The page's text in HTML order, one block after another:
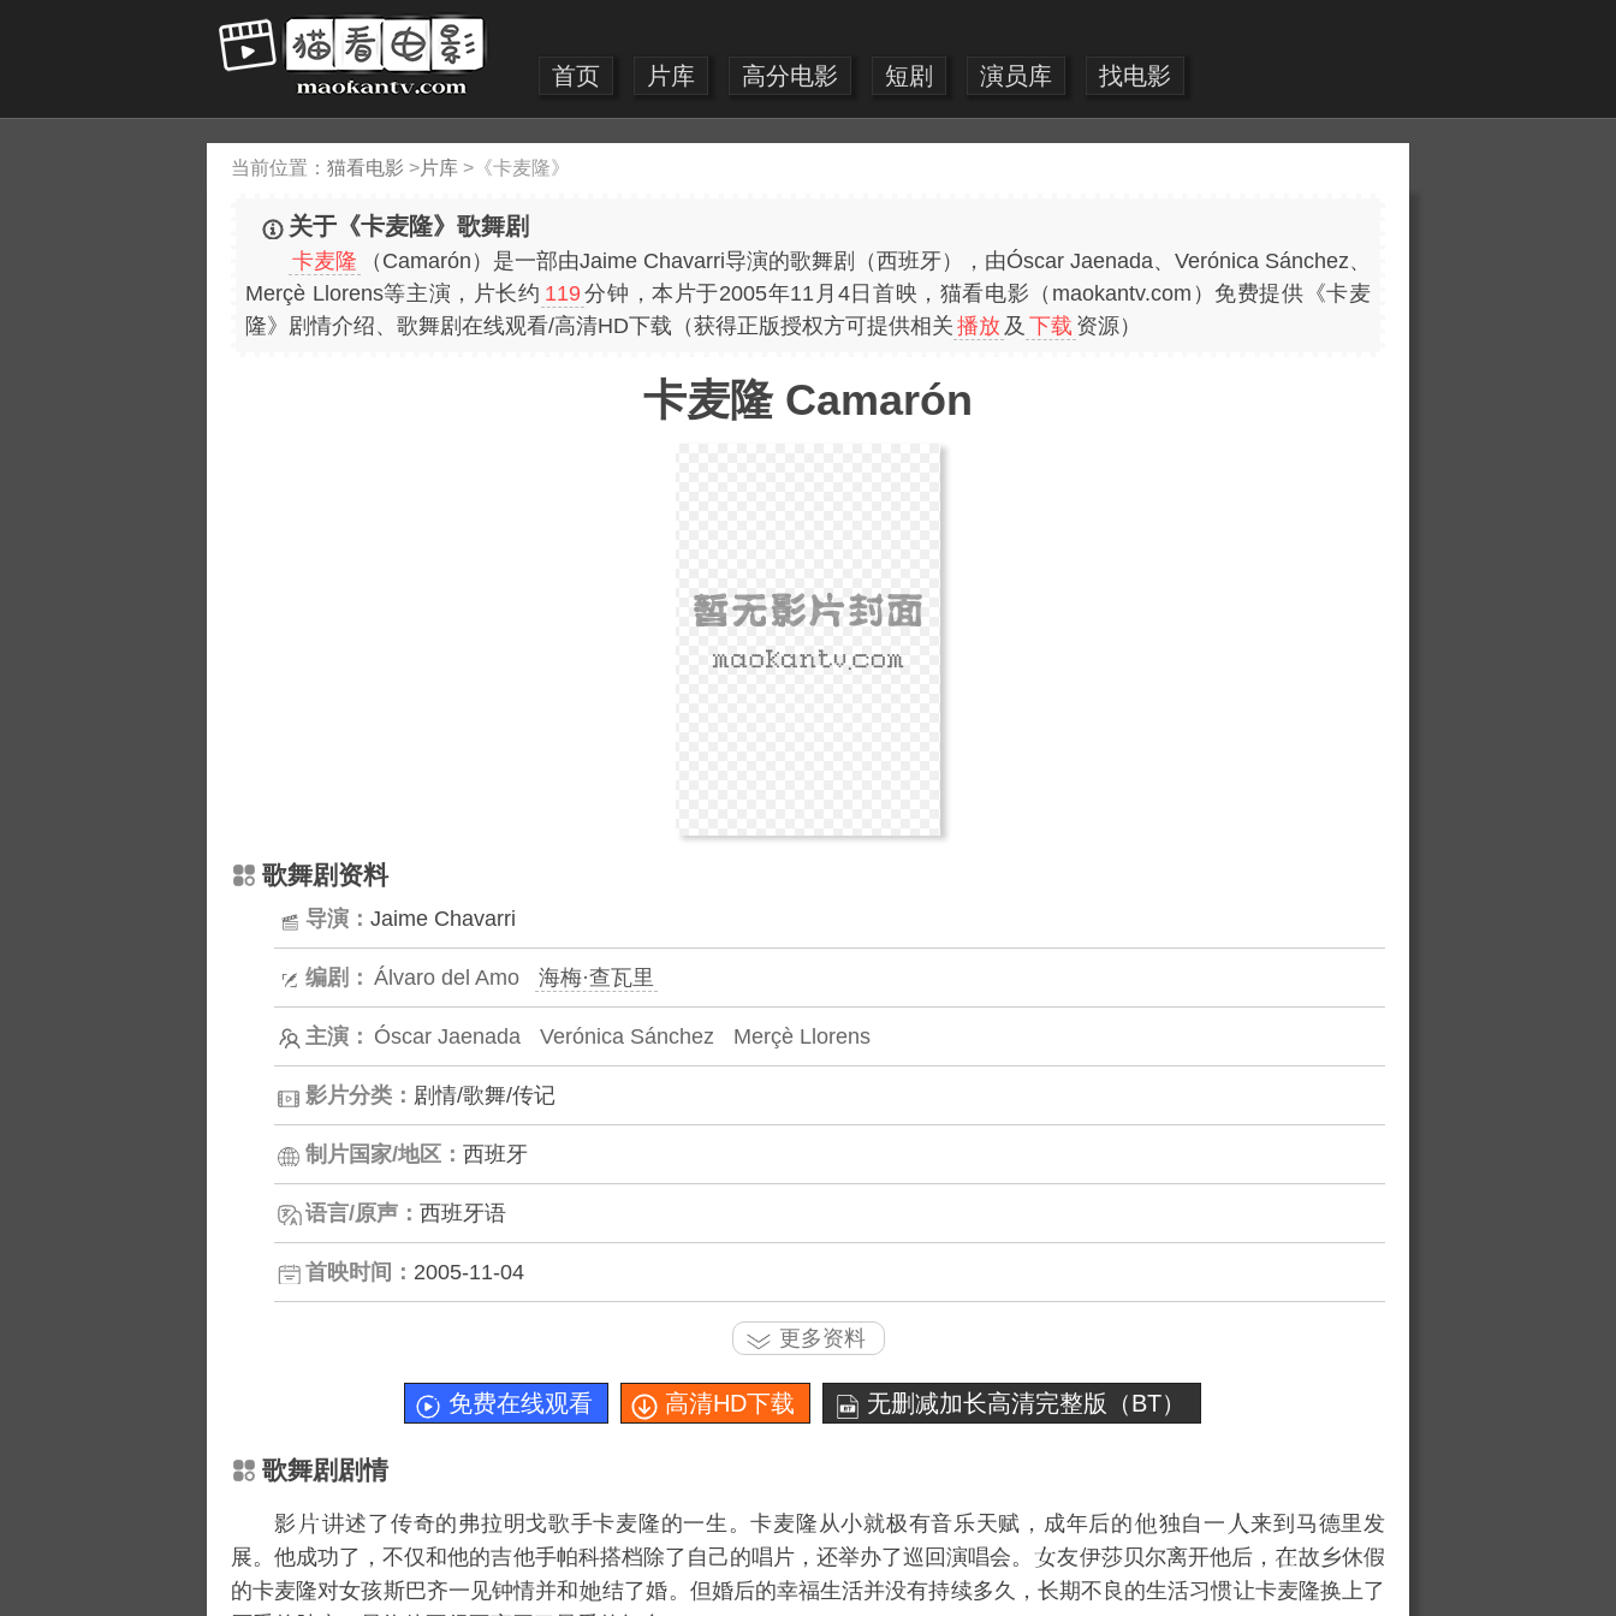
首页 片库 高分电影 短剧 演员库 找电影
当前位置： 猫看电影 >片库 > 《卡麦隆》
关于《卡麦隆》歌舞剧
卡麦隆
（Camarón）是一部由Jaime Chavarri导演的歌舞剧（西班牙），由Óscar Jaenada、Verónica Sánchez、
Merçè Llorens等主演，片长约 119分钟，本片于2005年11月4日首映，猫看电影（maokantv.com）免费提供《卡麦
隆》剧情介绍、歌舞剧在线观看/高清HD下载（获得正版授权方可提供相关 播放 及 下载 资源）
卡麦隆 Camarón
歌舞剧资料
导演： Jaime Chavarri
编剧： Álvaro del Amo 海梅·查瓦里
主演： Óscar Jaenada Verónica Sánchez Merçè Llorens
影片分类： 剧情/歌舞/传记
制片国家/地区： 西班牙
语言/原声： 西班牙语
首映时间： 2005-11-04
更多资料
免费在线观看 高清HD下载 无删减加长高清完整版（BT）
歌舞剧剧情
影 述了传奇的弗拉明戈歌手卡麦隆的一生。卡麦隆从小就极有音乐天赋，成年后的 独自一
来到马德里发
展。他成功了，不仅和他的吉他手帕科搭档除了自己的唱片，还举办了巡回演唱会。
友伊莎贝尔离开他后，
故乡休假
的卡麦隆对女孩斯巴齐一见钟情并和
结了婚。但婚后的幸福生活并没有持续多久，长期不良的生活习惯让卡麦隆换上了